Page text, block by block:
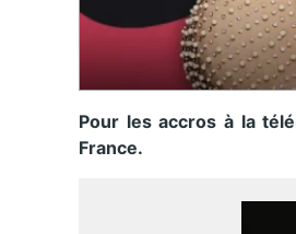
Pour les accros à la
France.